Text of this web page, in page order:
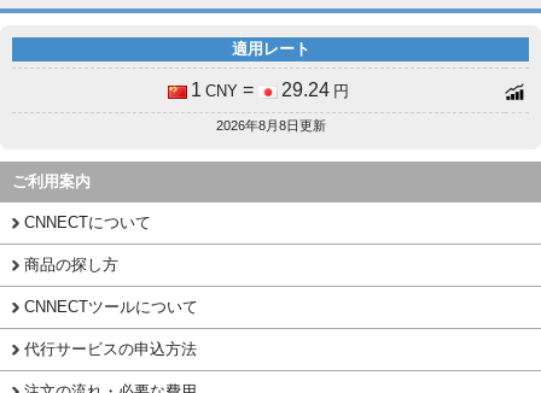
適用レート
1 CNY = 29.24 円
2026年8月8日更新
ご利用案内
CNNECTについて
商品の探し方
CNNECTツールについて
代行サービスの申込方法